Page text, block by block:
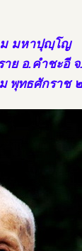
ม มหาปุญฺโญ
ย อ.คำชะอี
พุทธศักราช